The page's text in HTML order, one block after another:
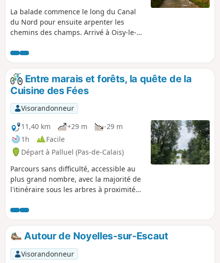
La balade commence le long du Canal
du Nord pour ensuite arpenter les
chemins des champs. Arrivé à Oisy-le-
les chevaux du centre équestre. Puis on
se faufile et on avance jusqu'au Bois
Duquesnoy. Ne pouvant pas prendre le
chemin des marées municipaux avec
mon chien, je tourne avant pour
continuer sur une petite route de
campagne tranquille et verdoyante.
Pour finir, on reprend le long du canal
pour arriver au parking. Bonne balade.
Entre marais et forêts, la quête de la
Cuisine des Fées
Visorandonneur
11,40 km
+29 m
-29 m
1h
Facile
Départ à Palluel (Pas-de-Calais)
Parcours sans difficulté, accessible au
plus grand nombre, avec la majorité de
l'itinéraire sous les arbres à proximité
6 points de vue.
Autour de Noyelles-sur-Escaut
Visorandonneur